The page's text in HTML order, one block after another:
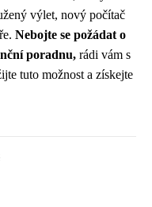
výlet, nový počítač
Nebojte se požádat o
poradnu, rádi vám s
tuto možnost a získejte